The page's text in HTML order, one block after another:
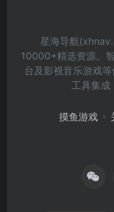
星海导航
10000+精选资源。
台及影视音乐游戏
工具集成
摸鱼游戏